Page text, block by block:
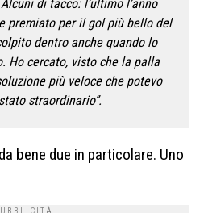
di tacco: l’ultimo l’anno
premiato per il gol più bello del
dentro anche quando lo
Ho cercato, visto che la palla
più veloce che potevo
straordinario”.
bene due in particolare. Uno